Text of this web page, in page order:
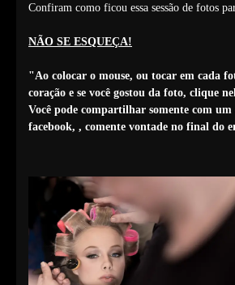
Confiram como ficou essa sessão de fotos
NÃO SE ESQUEÇA!
"Ao colocar o mouse, ou tocar em cada
coração e se você gostou da foto, clique
Você pode compartilhar somente com
facebook, , comente vontade no final do